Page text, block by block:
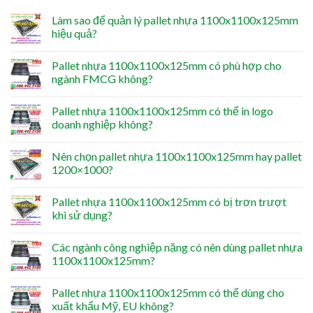
Làm sao để quản lý pallet nhựa 1100x1100x125mm
hiệu quả?
Pallet nhựa 1100x1100x125mm có phù hợp cho
ngành FMCG không?
Pallet nhựa 1100x1100x125mm có thể in logo
doanh nghiệp không?
Nên chọn pallet nhựa 1100x1100x125mm hay pallet
1200×1000?
Pallet nhựa 1100x1100x125mm có bị trơn trượt
khi sử dụng?
Các ngành công nghiệp nặng có nên dùng pallet nhựa
1100x1100x125mm?
Pallet nhựa 1100x1100x125mm có thể dùng cho
xuất khẩu Mỹ, EU không?